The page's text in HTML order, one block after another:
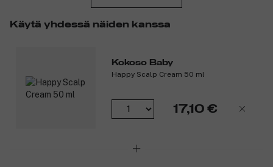
karstaan, jota esiintyy hiuspohjassa.
Täysin luonnollinen ja muoviton.
Pitää hennot hiukset paikoillaan.
Luonnolliset harjakset levittävät öljyn tasaisesti.
Hiusten ja hiuspohjan hellävarainen harjaaminen voi
auttaa vauvaa rentoutumaan ennen unille menoa.
Käytä yhdessä näiden kanssa
Kokoso Baby
Happy Scalp Cream 50 ml
17,10 €